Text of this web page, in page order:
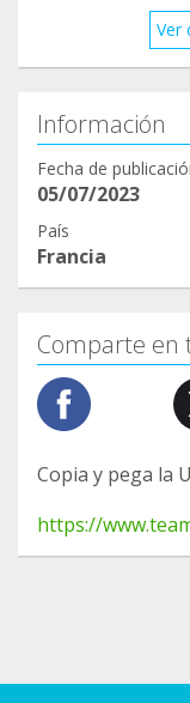
Ver
Información
Fecha de
05/07/2023
País
Francia
Comparte en
Copia y pega la
https://